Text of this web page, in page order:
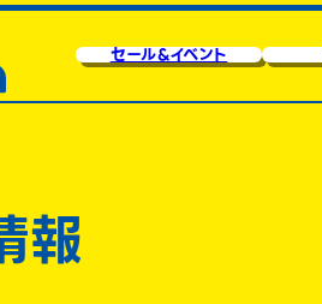
セール&イベント
報